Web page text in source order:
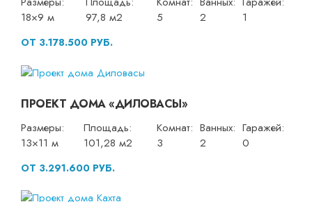
18×9 м
97,8 м2
5
2
1
ОТ 3.178.500 РУБ.
ПРОЕКТ ДОМА «ДИЛОВАСЫ»
Размеры:
13×11 м
Площадь:
101,28 м2
Комнат:
3
Ванных:
2
Гаражей:
0
ОТ 3.291.600 РУБ.